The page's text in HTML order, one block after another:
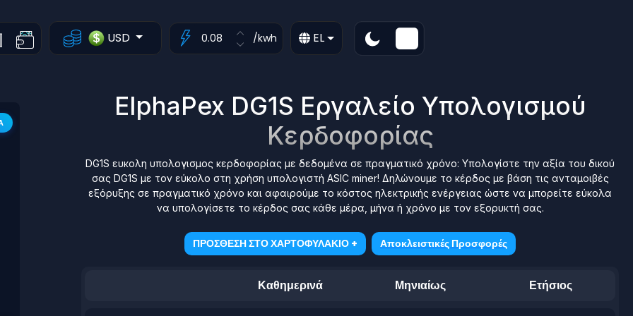
USD /kwh EL
ElphaPex DG1S Εργαλείο Υπολογισμού
Κερδοφορίας
DG1S ευκολη υπολογισμος κερδοφορίας με δεδομένα σε πραγματικό χρόνο: Υπολογίστε την αξία του δικού
σας DG1S με τον εύκολο στη χρήση υπολογιστή ASIC miner! Δηλώνουμε το κέρδος με βάση τις ανταμοιβές
εξόρυξης σε πραγματικό χρόνο και αφαιρούμε το κόστος ηλεκτρικής ενέργειας ώστε να μπορείτε εύκολα
να υπολογίσετε το κέρδος σας κάθε μέρα, μήνα ή χρόνο με τον εξορυκτή σας.
ΠΡΟΣΘΕΣΗ ΣΤΟ ΧΑΡΤΟΦΥΛΑΚΙΟ + Αποκλειστικές Προσφορές
Καθημερινά Μηνιαίως Ετήσιος